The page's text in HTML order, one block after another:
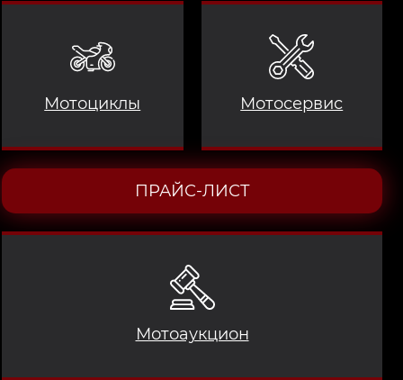
Мотоциклы
Мотоаукцион
Мотосервис
ПРАЙС-ЛИСТ